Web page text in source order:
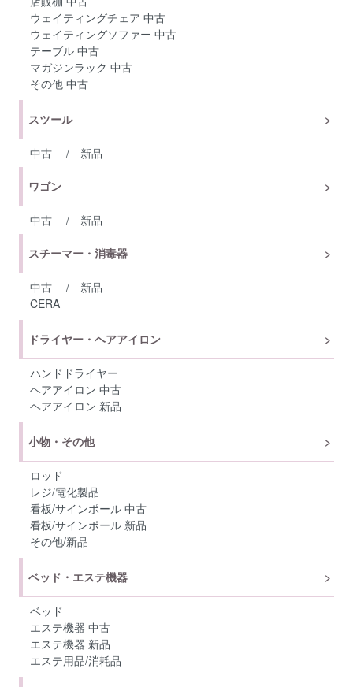
ウェイティングチェア 中古
ウェイティングソファー 中古
テーブル 中古
マガジンラック 中古
その他 中古
スツール
中古 / 新品
ワゴン
中古 / 新品
スチーマー・消毒器
中古 /
新品
CERA
ドライヤー・ヘアアイロン
ハンドドライヤー
ヘアアイロン 中古
ヘアアイロン 新品
小物・その他
ロッド
レジ/電化製品
看板/サインポール 中古
看板/サインポール 新品
その他/新品
ベッド・エステ機器
ベッド
エステ機器 中古
エステ機器 新品
エステ用品/消耗品